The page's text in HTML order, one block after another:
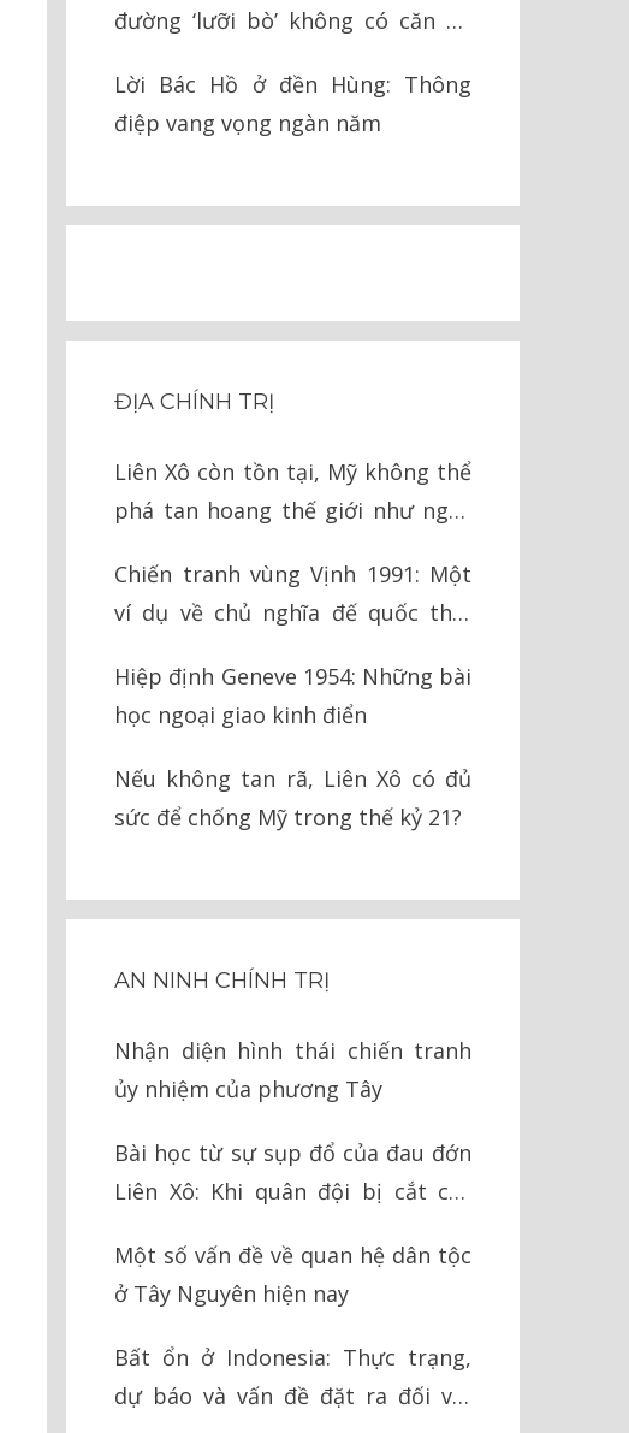
đường ‘lưỡi bò’ không có căn cứ
Lời Bác Hồ ở đền Hùng: Thông
điệp vang vọng ngàn năm
ĐỊA CHÍNH TRỊ
Liên Xô còn tồn tại, Mỹ không thể
phá tan hoang thế giới như ngày
Chiến tranh vùng Vịnh 1991: Một
ví dụ về chủ nghĩa đế quốc thời
Hiệp định Geneve 1954: Những bài
học ngoại giao kinh điển
Nếu không tan rã, Liên Xô có đủ
sức để chống Mỹ trong thế kỷ 21?
AN NINH CHÍNH TRỊ
Nhận diện hình thái chiến tranh
ủy nhiệm của phương Tây
Bài học từ sự sụp đổ của đau đớn
Liên Xô: Khi quân đội bị cắt cụt
Một số vấn đề về quan hệ dân tộc
ở Tây Nguyên hiện nay
Bất ổn ở Indonesia: Thực trạng,
dự báo và vấn đề đặt ra đối với